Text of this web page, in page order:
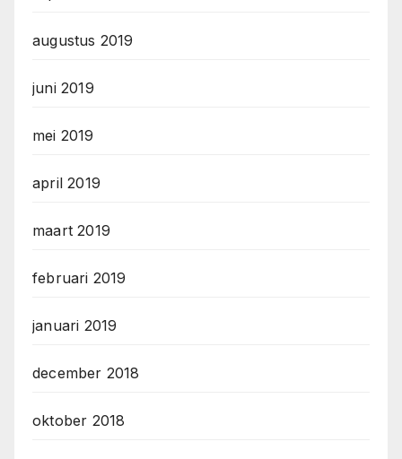
augustus 2019
juni 2019
mei 2019
april 2019
maart 2019
februari 2019
januari 2019
december 2018
oktober 2018